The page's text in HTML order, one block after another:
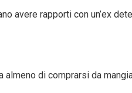
avere rapporti con un’ex
di comprarsi da